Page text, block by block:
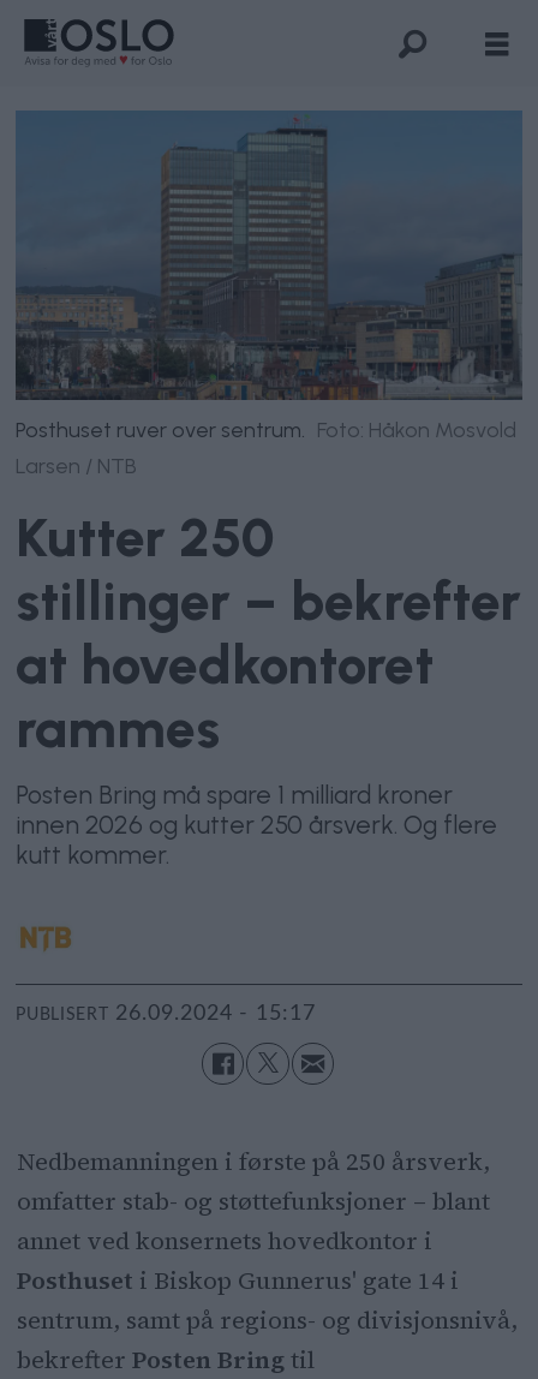
Posthuset ruver over sentrum.
Foto: Håkon Mosvold
Larsen / NTB
Kutter 250
stillinger – bekrefter
at hovedkontoret
rammes
Posten Bring må spare 1 milliard kroner
innen 2026 og kutter 250 årsverk. Og flere
kutt kommer.
PUBLISERT 26.09.2024 - 15:17
Nedbemanningen i første på 250 årsverk,
omfatter stab- og støttefunksjoner – blant
annet ved konsernets hovedkontor i
Posthuset i Biskop Gunnerus' gate 14 i
sentrum, samt på regions- og divisjonsnivå,
bekrefter Posten Bringtil